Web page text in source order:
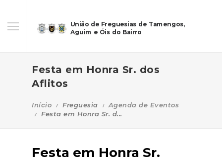
União de Freguesias de Tamengos,
Aguim e Óis do Bairro
Festa em Honra Sr. dos
Aflitos
Início Freguesia
Agenda de Eventos
Festa em Honra Sr. d...
Festa em Honra Sr.